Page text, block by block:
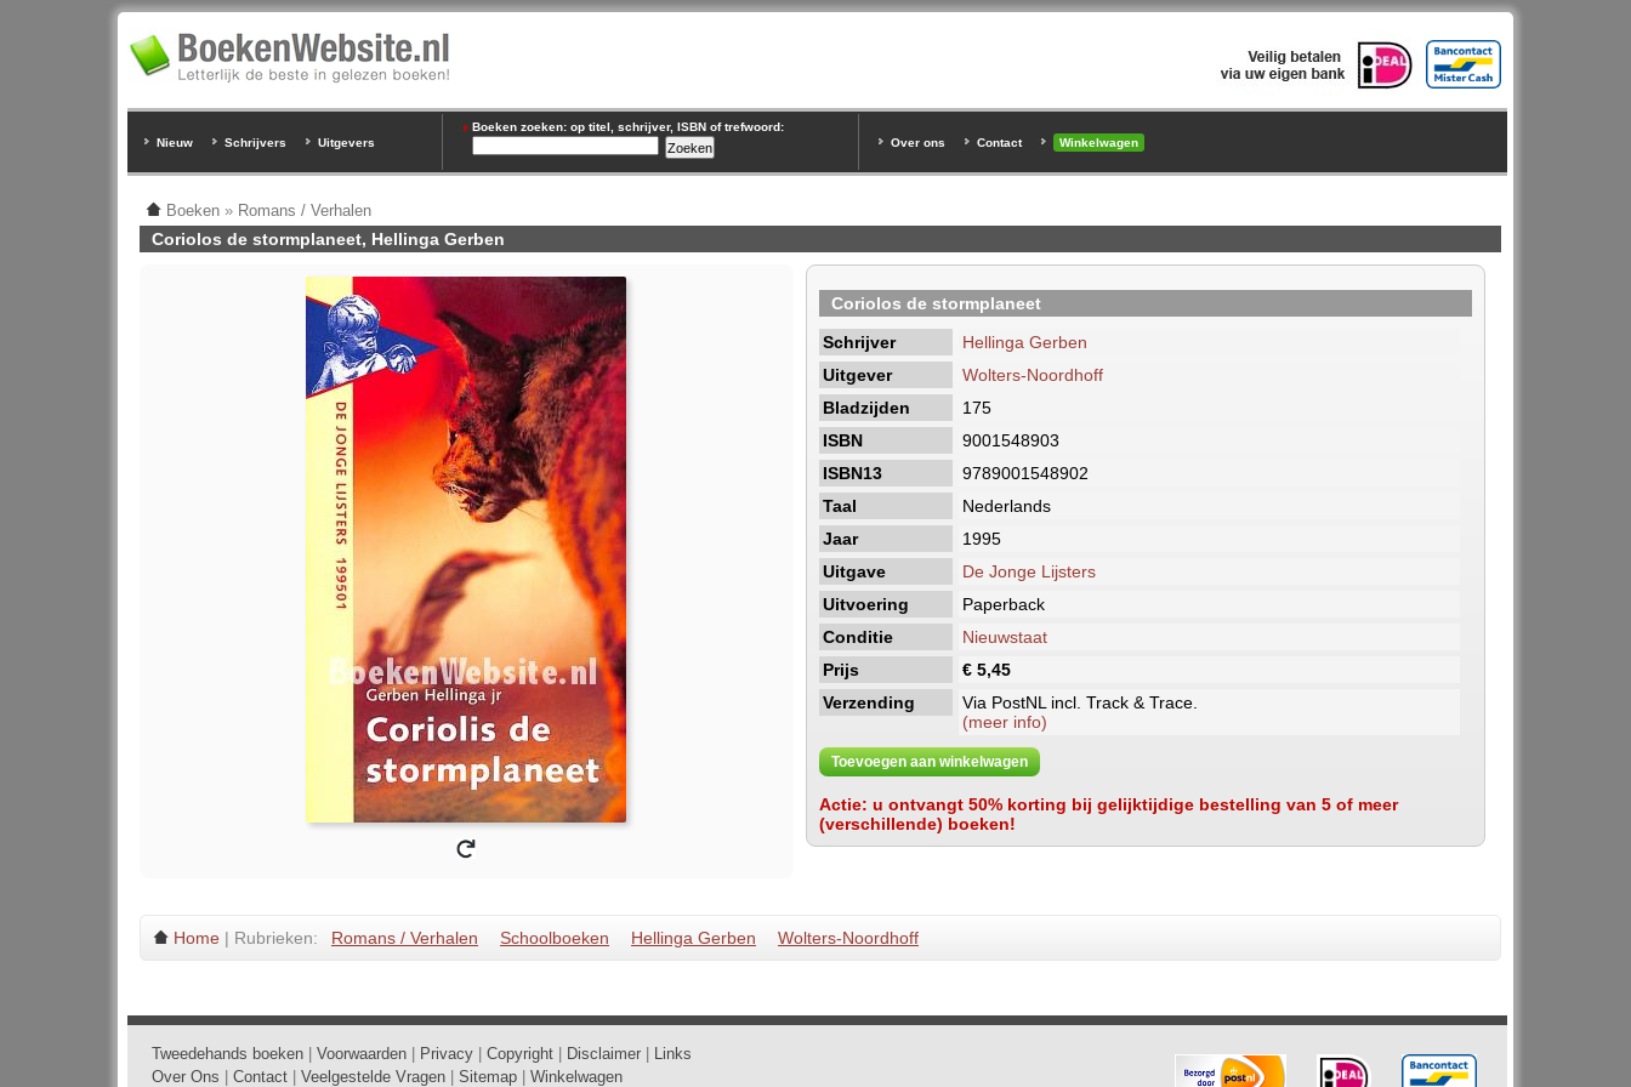
Nieuw Schrijvers Uitgevers
Boeken zoeken: op titel, schrijver, ISBN of trefwoord:
Over ons
Contact Winkelwagen
Boeken » Romans / Verhalen
Coriolos de stormplaneet, Hellinga Gerben
Coriolos de stormplaneet
Schrijver
Hellinga Gerben
Uitgever
Wolters-Noordhoff
Bladzijden
175
ISBN
9001548903
ISBN13
9789001548902
Taal
Nederlands
Jaar
1995
Uitgave
De Jonge Lijsters
Uitvoering
Paperback
Conditie
Nieuwstaat
Prijs
€ 5,45
Verzending
Via PostNL incl. Track & Trace.
(meer info)
Toevoegen aan winkelwagen
Actie: u ontvangt 50% korting bij gelijktijdige bestelling van 5 of meer
(verschillende) boeken!
Home | Rubrieken: Romans / Verhalen Schoolboeken Hellinga Gerben Wolters-Noordhoff
Tweedehands boeken Voorwaarden Privacy Copyright Disclaimer
Links
Over Ons
Contact Veelgestelde Vragen Sitemap Winkelwagen